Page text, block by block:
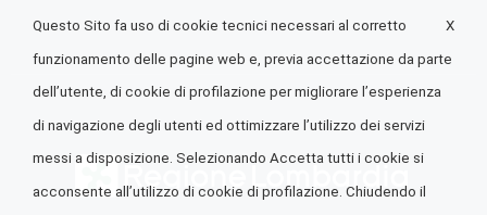
X
Questo Sito fa uso di cookie tecnici necessari al corretto
funzionamento delle pagine web e, previa accettazione da parte
dell’utente, di cookie di profilazione per migliorare l’esperienza
di navigazione degli utenti ed ottimizzare l’utilizzo dei servizi
messi a disposizione. Selezionando Accetta tutti i cookie si
acconsente all’utilizzo di cookie di profilazione. Chiudendo il